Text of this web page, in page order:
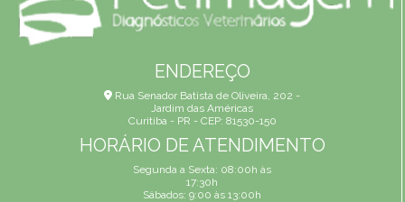
ENDEREÇO
Rua Senador Batista de Oliveira, 202 -
Jardim das Américas
Curitiba - PR - CEP: 81530-150
HORÁRIO DE ATENDIMENTO
Segunda a Sexta: 08:00h às
17:30h
Sábados: 9:00 às 13:00h